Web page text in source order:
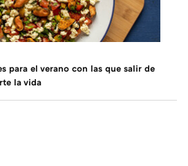
para el verano con las que salir de
la vida